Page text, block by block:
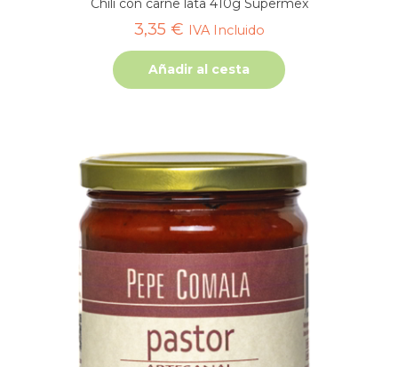
Chili con carne lata 410g Supermex
3,35 € IVA Incluido
Añadir al cesta